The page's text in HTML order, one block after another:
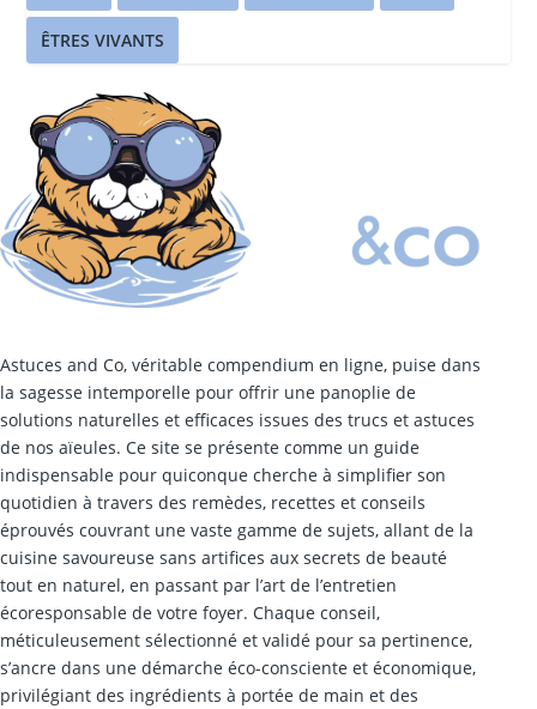
ÊTRES VIVANTS
Astuces and Co, véritable compendium en ligne, puise dans
la sagesse intemporelle pour offrir une panoplie de
solutions naturelles et efficaces issues des trucs et astuces
de nos aïeules. Ce site se présente comme un guide
indispensable pour quiconque cherche à simplifier son
quotidien à travers des remèdes, recettes et conseils
éprouvés couvrant une vaste gamme de sujets, allant de la
cuisine savoureuse sans artifices aux secrets de beauté
tout en naturel, en passant par l’art de l’entretien
écoresponsable de votre foyer. Chaque conseil,
méticuleusement sélectionné et validé pour sa pertinence,
s’ancre dans une démarche éco-consciente et économique,
privilégiant des ingrédients à portée de main et des